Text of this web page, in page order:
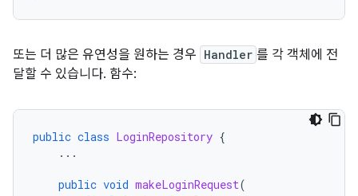
또는 더 많은 유연성을 원하는 경우 Handler 를 각 객체에 전
달할 수 있습니다. 함수:
public class LoginRepository {
...
public void makeLoginRequest(